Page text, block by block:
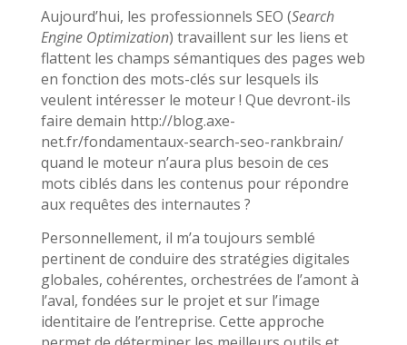
Aujourd’hui, les professionnels SEO (Search
Engine Optimization) travaillent sur les liens et
flattent les champs sémantiques des pages web
en fonction des mots-clés sur lesquels ils
veulent intéresser le moteur ! Que devront-ils
faire demain http://blog.axe-
net.fr/fondamentaux-search-seo-rankbrain/
quand le moteur n’aura plus besoin de ces
mots ciblés dans les contenus pour répondre
aux requêtes des internautes ?
Personnellement, il m’a toujours semblé
pertinent de conduire des stratégies digitales
globales, cohérentes, orchestrées de l’amont à
l’aval, fondées sur le projet et sur l’image
identitaire de l’entreprise. Cette approche